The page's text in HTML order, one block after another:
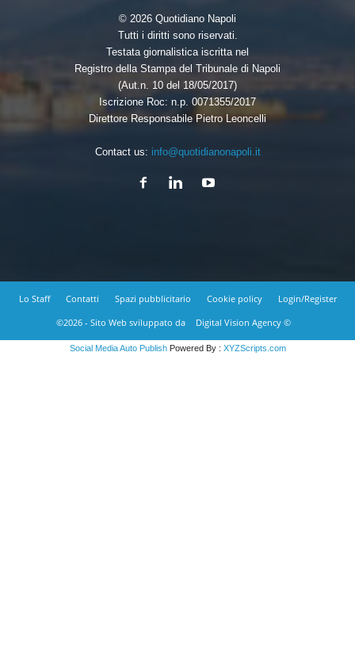
© 2026 Quotidiano Napoli
Tutti i diritti sono riservati.
Testata giornalistica iscritta nel
Registro della Stampa del Tribunale di Napoli
(Aut.n. 10 del 18/05/2017)
Iscrizione Roc: n.p. 0071355/2017
Direttore Responsabile Pietro Leoncelli
Contact us: info@quotidianonapoli.it
Lo Staff Contatti Spazi pubblicitario Cookie policy
Login/Register
©2026 - Sito Web sviluppato da
Digital Vision Agency ©
Social Media Auto PublishPowered By : XYZScripts.com